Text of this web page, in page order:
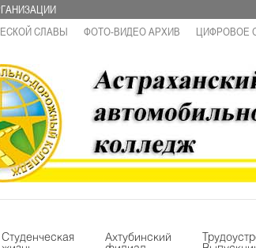
СЛАВЫ ФОТО-ВИДЕО АРХИВ ЦИФРОВОЕ
Студенческая
Ахтубинский